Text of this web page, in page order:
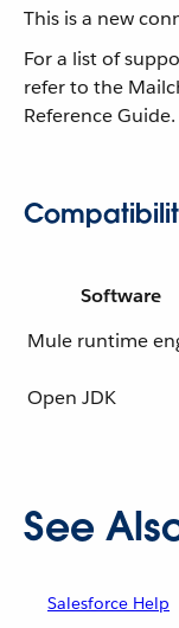
This is a new
For a list of
refer to the
Reference Guide.
Software
Mule runtime
Open JDK
See
Salesforce Help